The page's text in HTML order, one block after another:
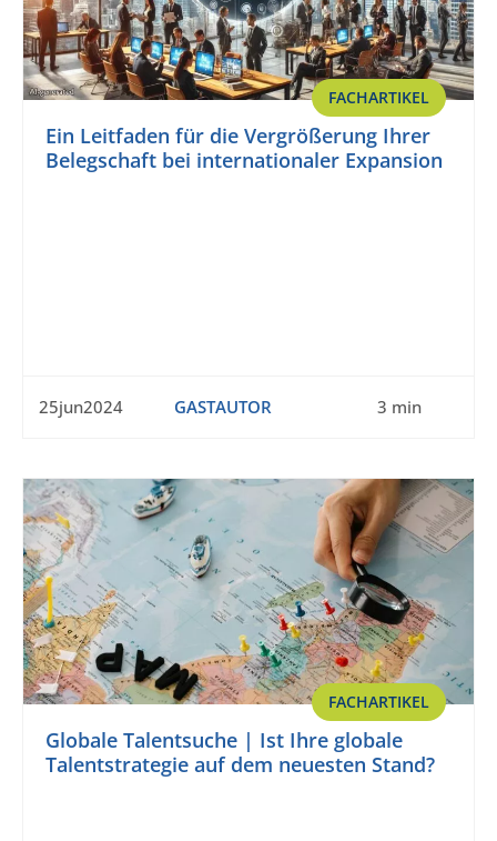
FACHARTIKEL
Ein Leitfaden für die Vergrößerung Ihrer
Belegschaft bei internationaler Expansion
25jun2024 GASTAUTOR 3 min
FACHARTIKEL
Globale Talentsuche | Ist Ihre globale
Talentstrategie auf dem neuesten Stand?